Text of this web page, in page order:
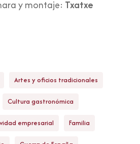
y montaje: Txatxe
Artes y oficios tradicionales
Cultura gastronómica
empresarial Familia